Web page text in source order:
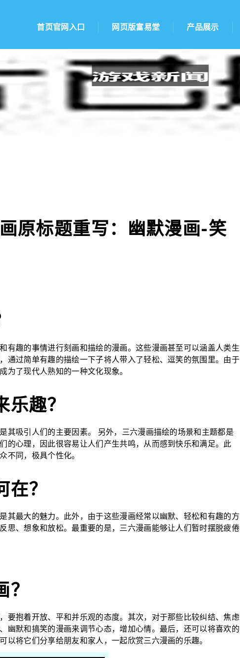
首页官网入口 网页版富易堂 产品展示
原标题重写：幽默漫画-笑
有趣的事情进行刻画和描绘的漫画。这些漫画甚至可以涵盖人类生
通过简单有趣的描绘一下子将人带入了轻松、逗笑的氛围里。由于
了现代人熟知的一种文化现象。
趣？
其吸引人们的主要因素。 另外，三六漫画描绘的场景和主题都是
的心理，因此很容易让人们产生共鸣，从而感到快乐和满足。此
不同，极具个性化。
？
其最大的魅力。此外，由于这些漫画经常以幽默、轻松和有趣的方
思、想象和放松。最重要的是，三六漫画能够让人们暂时摆脱疲倦
要抱着开放、平和并乐观的态度。其次，对于那些比较纠结、焦虑
幽默和搞笑的漫画来调节心态，增加心情。最后，还可以将喜欢的
以将它们分享给朋友和家人，一起欣赏三六漫画的乐趣。